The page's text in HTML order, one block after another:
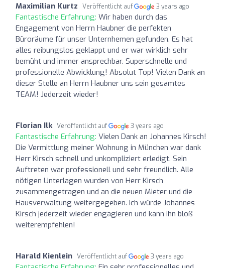
Maximilian Kurtz Veröffentlicht auf 3 years ago
Fantastische Erfahrung: Wir haben durch das
Engagement von Herrn Haubner die perfekten
Büroräume für unser Unternhemen gefunden. Es hat
alles reibungslos geklappt und er war wirklich sehr
bemüht und immer ansprechbar. Superschnelle und
professionelle Abwicklung! Absolut Top! Vielen Dank an
dieser Stelle an Herrn Haubner uns sein gesamtes
TEAM! Jederzeit wieder!
Florian Ilk Veröffentlicht auf 3 years ago
Fantastische Erfahrung: Vielen Dank an Johannes Kirsch!
Die Vermittlung meiner Wohnung in München war dank
Herr Kirsch schnell und unkompliziert erledigt. Sein
Auftreten war professionell und sehr freundlich. Alle
nötigen Unterlagen wurden von Herr Kirsch
zusammengetragen und an die neuen Mieter und die
Hausverwaltung weitergegeben. Ich würde Johannes
Kirsch jederzeit wieder engagieren und kann ihn bloß
weiterempfehlen!
Harald Kienlein Veröffentlicht auf 3 years ago